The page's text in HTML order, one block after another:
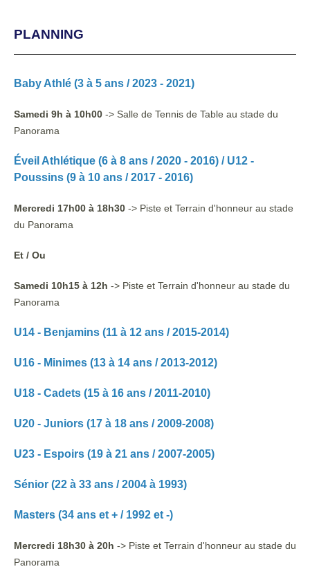
PLANNING
Baby Athlé (3 à 5 ans / 2023 - 2021)
Samedi 9h à 10h00 -> Salle de Tennis de Table au stade du
Panorama
Éveil Athlétique (6 à 8 ans / 2020 - 2016) / U12 -
Poussins (9 à 10 ans / 2017 - 2016)
Mercredi 17h00 à 18h30 -> Piste et Terrain d'honneur au stade
du Panorama
Et / Ou
Samedi 10h15 à 12h -> Piste et Terrain d'honneur au stade du
Panorama
U14 - Benjamins (11 à 12 ans / 2015-2014)
U16 - Minimes (13 à 14 ans / 2013-2012)
U18 - Cadets (15 à 16 ans / 2011-2010)
U20 - Juniors (17 à 18 ans / 2009-2008)
U23 - Espoirs (19 à 21 ans / 2007-2005)
Sénior (22 à 33 ans / 2004 à 1993)
Masters (34 ans et + / 1992 et -)
Mercredi 18h30 à 20h -> Piste et Terrain d'honneur au stade du
Panorama